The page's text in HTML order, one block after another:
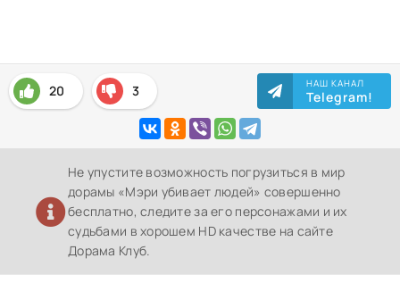
20 3 НАШ КАНАЛ
Telegram!
Не упустите возможность погрузиться в мир
дорамы «Мэри убивает людей» совершенно
бесплатно, следите за его персонажами и их
судьбами в хорошем HD качестве на сайте
Дорама Клуб.